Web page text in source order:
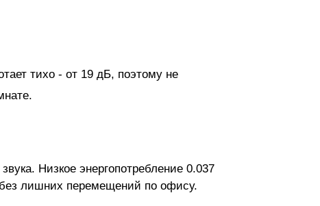
тихо - от 19 дБ, поэтому не
Низкое энергопотребление 0.037
лишних перемещений по офису.